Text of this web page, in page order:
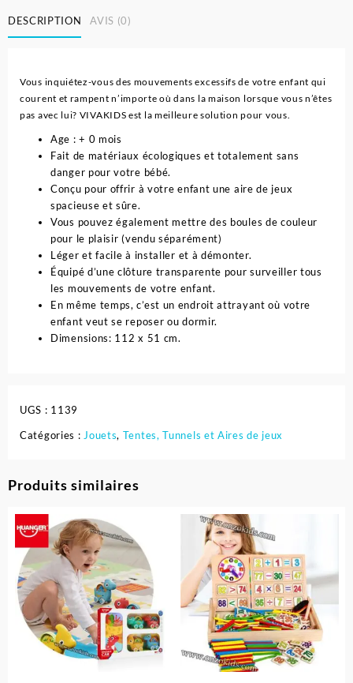
DESCRIPTION AVIS (0)
Vous inquiétez-vous des mouvements excessifs de votre enfant qui
courent et rampent n’importe où dans la maison lorsque vous n’êtes
pas avec lui? VIVAKIDS est la meilleure solution pour vous.
Age : + 0 mois
Fait de matériaux écologiques et totalement sans
danger pour votre bébé.
Conçu pour offrir à votre enfant une aire de jeux
spacieuse et sûre.
Vous pouvez également mettre des boules de couleur
pour le plaisir (vendu séparément)
Léger et facile à installer et à démonter.
Équipé d’une clôture transparente pour surveiller tous
les mouvements de votre enfant.
En même temps, c’est un endroit attrayant où votre
enfant veut se reposer ou dormir.
Dimensions: 112 x 51 cm.
UGS : 1139
Catégories :Jouets, Tentes, Tunnels et Aires de jeux
Produits similaires